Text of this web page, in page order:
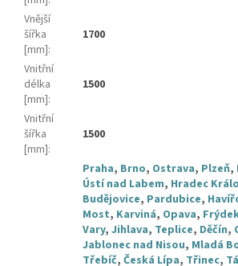
Vnější
šířka
[mm]:
1700
Vnitřní
délka
[mm]:
1500
Vnitřní
šířka
[mm]:
1500
Praha, Brno, Ostrava, Plzeň,
Ústí nad Labem, Hradec
Budějovice, Pardubice,
Most, Karviná, Opava,
Vary, Jihlava, Teplice, Děčín,
Jablonec nad Nisou, Mladá
Třebíč, Česká Lípa, Třinec,